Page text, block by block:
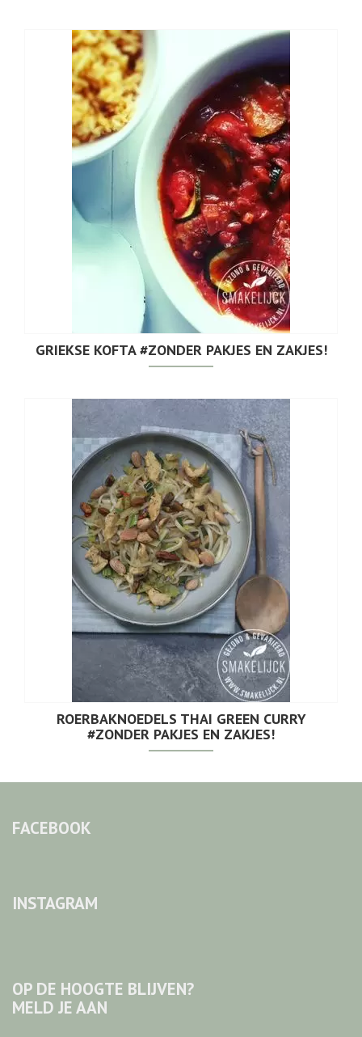
GRIEKSE KOFTA #ZONDER PAKJES EN ZAKJES!
ROERBAKNOEDELS THAI GREEN CURRY
#ZONDER PAKJES EN ZAKJES!
FACEBOOK
INSTAGRAM
OP DE HOOGTE BLIJVEN?
MELD JE AAN